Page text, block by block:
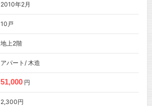
2010年2月
10戸
地上2階
アパート/ 木造
51,000 円
2,300円